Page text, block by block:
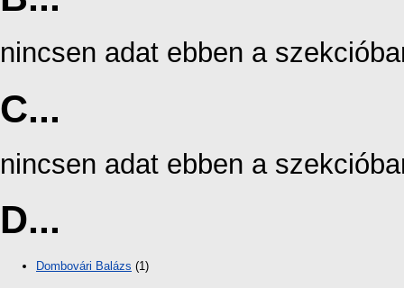
nincsen adat ebben a
C...
nincsen adat ebben a
D...
Dombovári Balázs (1)